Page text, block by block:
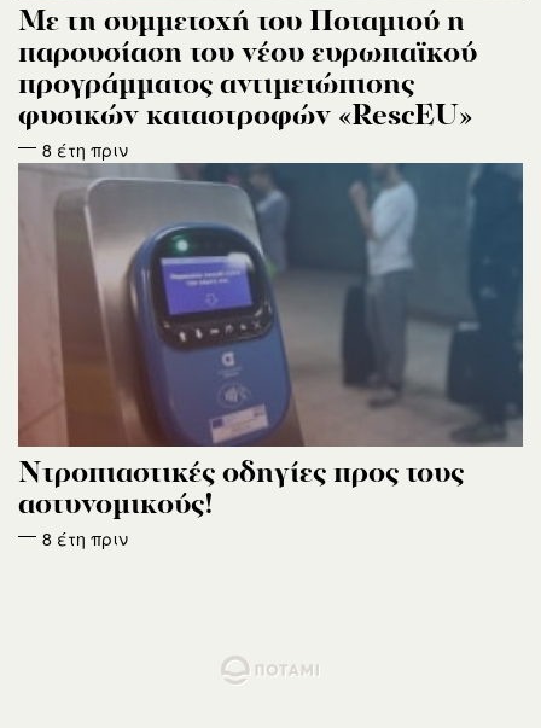
Με τη συμμετοχή του Ποταμιού η
παρουσίαση του νέου ευρωπαϊκού
προγράμματος αντιμετώπισης
φυσικών καταστροφών «RescEU»
8 έτη πριν
Ντροπιαστικές οδηγίες προς τους
αστυνομικούς!
8 έτη πριν